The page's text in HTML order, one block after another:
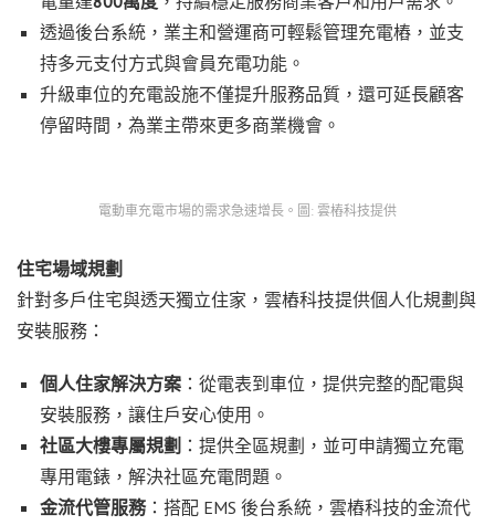
透過後台系統，業主和營運商可輕鬆管理充電樁，並支
持多元支付方式與會員充電功能。
升級車位的充電設施不僅提升服務品質，還可延長顧客
停留時間，為業主帶來更多商業機會。
電動車充電市場的需求急速增長。圖: 雲樁科技提供
住宅場域規劃
針對多戶住宅與透天獨立住家，雲樁科技提供個人化規劃與
安裝服務：
個人住家解決方案：從電表到車位，提供完整的配電與
安裝服務，讓住戶安心使用。
社區大樓專屬規劃 ：提供全區規劃，並可申請獨立充電
專用電錶，解決社區充電問題。
金流代管服務：搭配 EMS 後台系統，雲樁科技的金流代